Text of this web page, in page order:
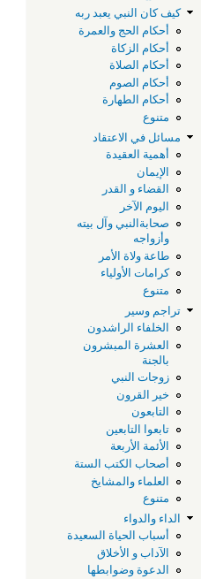
كيف كان النبي يعبد ربه
أحكام الحج والعمرة
أحكام الزكاة
أحكام الصلاة
أحكام الصوم
أحكام الطهارة
متنوع
مسائل في الاعتقاد
أهمية العقيدة
الإيمان
القضاء و القدر
اليوم الآخر
صحابةالنبي وآل بيته
وأزواجه
طاعة ولاة الأمر
كرامات الأولياء
متنوع
تراجم وسير
الخلفاء الراشدون
العشرة المبشرون
بالجنة
زوجات النبي
خير القرون
التابعون
تابعوا التابعين
الأئمة الأربعة
أصحاب الكتب الستة
العلماء والمشايخ
متنوع
الداء والدواء
أسباب الحياة السعيدة
الآداب و الأخلاق
الدعوة وضوابطها